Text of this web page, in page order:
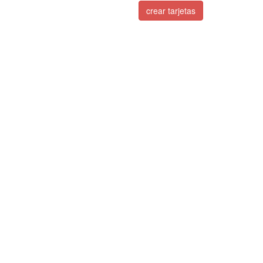
crear tarjetas